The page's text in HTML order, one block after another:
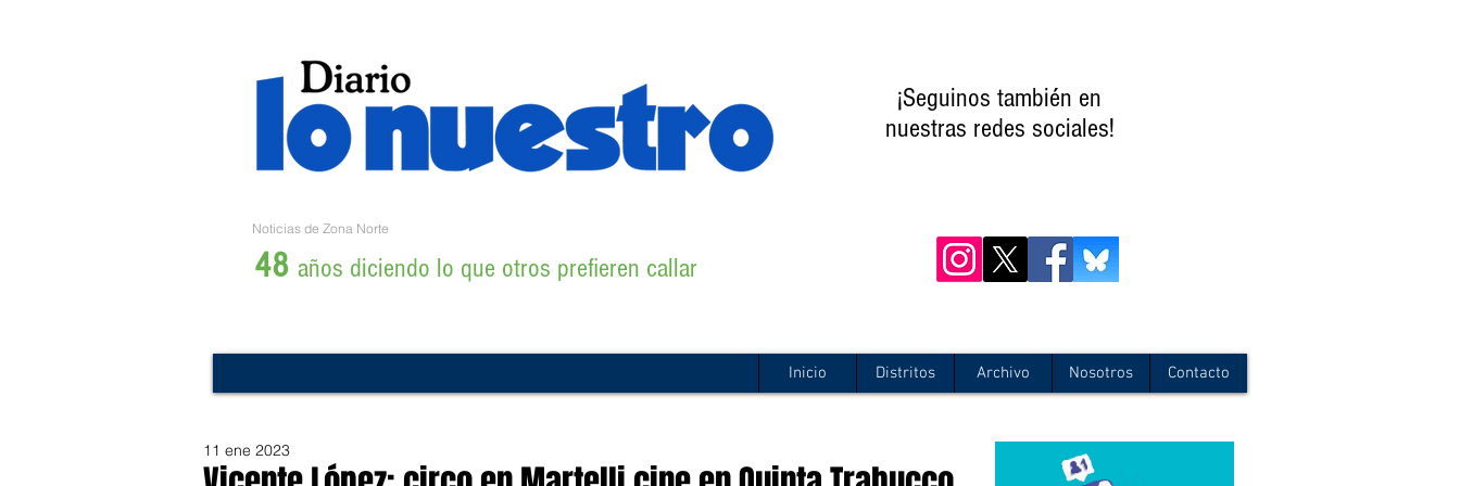
¡Seguinos también en
nuestras redes sociales!
Noticias de Zona Norte
48 años diciendo lo que otros prefieren callar
Inicio Distritos Archivo Nosotros Contacto
11 ene 2023